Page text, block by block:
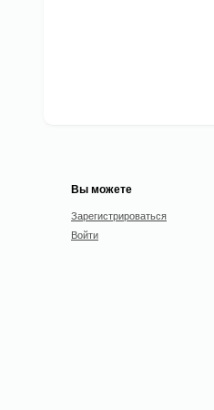
Вы можете
Зарегистрироваться
Войти